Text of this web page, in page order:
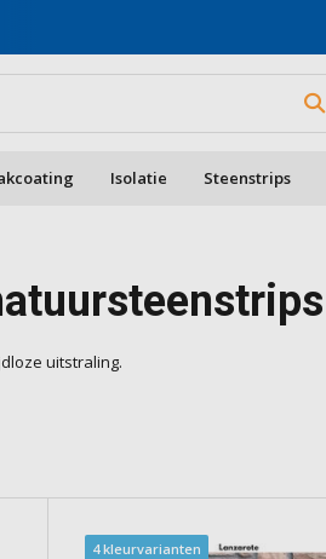
Isolatie Steenstrips
uitstraling.
4 kleurvarianten